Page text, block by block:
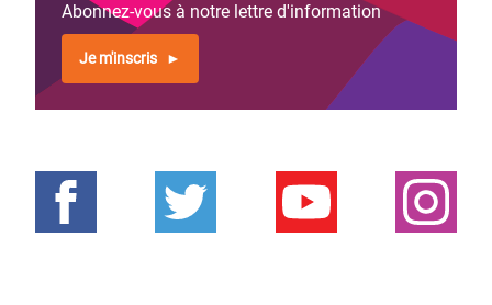
Abonnez-vous à notre lettre d'information
Je m'inscris